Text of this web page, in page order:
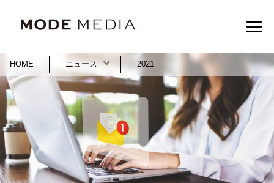
HOME ニュース 2021